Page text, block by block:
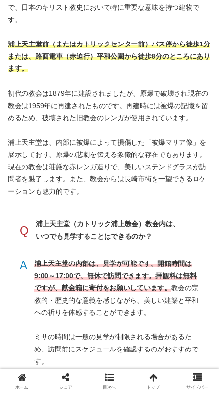
で、日本のキリスト教史において特に重要な意味を持つ建物で
す。
浦上天主堂前（またはカトリックセンター前）バス停から徒歩1分
または、路面電車（赤迫行）平和公園から徒歩8分のところにあり
ます。
初代の教会は1879年に建設されましたが、原爆で破壊され現在の
教会は1959年に再建されたものです。再建時には被爆の記憶を留
めるため、破壊された旧教会のレンガが使用されています。
浦上天主堂は、内部に被爆によって損傷した「被爆マリア像」を
展示しており、原爆の悲劇を伝える象徴的な存在でもあります。
現在の教会は荘厳な赤レンガ造りで、美しいステンドグラスが訪
問者を魅了します。また、教会からは長崎市街を一望できるロケ
ーションも魅力的です。
Q
浦上天主堂（カトリック浦上教会）教会内は、
いつでも見学することはできるのか？
A
浦上天主堂の内部は、見学が可能です。開館時間は
9:00～17:00で、無休で訪問できます。拝観料は無料
ですが、献金箱に寄付をお願いしています。教会の宗
教的・歴史的な意義を感じながら、美しい建築と平和
への祈りを体感することができます。
ミサの時間は一般の見学が制限される場合があるた
め、訪問前にスケジュールを確認するのがおすすめで
す。
ホーム シェア 目次へ トップ サイドバー